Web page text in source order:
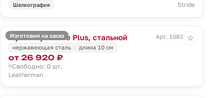
Шелкография Stride
Изготовим на заказ
Мультитул Wave Plus, стальной
Арт. 10832.10
нержавеющая сталь
длина 10 см
от 26 920 ₽
Свободно: 0 шт.
Leatherman
☆